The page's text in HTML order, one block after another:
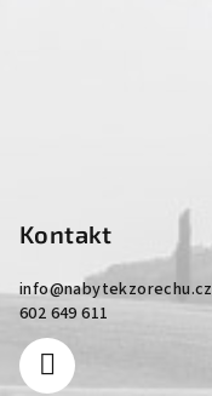
Kontakt
info@nabytekzorechu.cz
602 649 611